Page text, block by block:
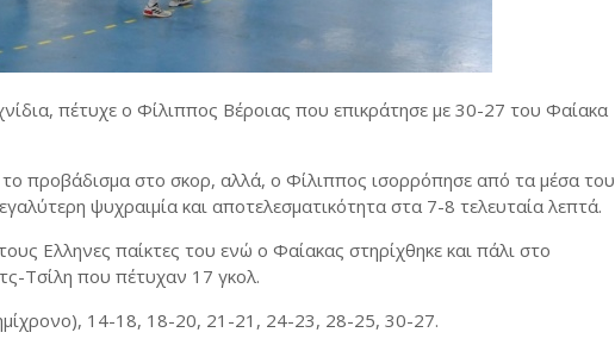
πέτυχε ο Φίλιππος Βέροιας που επικράτησε με 30-27 του Φαίακα
προβάδισμα στο σκορ, αλλά, ο Φίλιππος ισορρόπησε από τα μέσα του
ψυχραιμία και αποτελεσματικότητα στα 7-8 τελευταία λεπτά.
Ελληνες παίκτες του ενώ ο Φαίακας στηρίχθηκε και πάλι στο
Τσίλη που πέτυχαν 17 γκολ.
14-18, 18-20, 21-21, 24-23, 28-25, 30-27.